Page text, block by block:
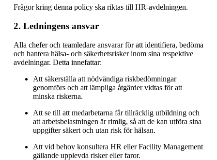
Frågor kring denna policy ska riktas till HR-avdelningen.
2. Ledningens ansvar
Alla chefer och teamledare ansvarar för att identifiera, bedöma
och hantera hälsa- och säkerhetsrisker inom sina respektive
avdelningar. Detta innefattar:
Att säkerställa att nödvändiga riskbedömningar
genomförs och att lämpliga åtgärder vidtas för att
minska riskerna.
Att se till att medarbetarna får tillräcklig utbildning och
att arbetsbelastningen är rimlig, så att de kan utföra sina
uppgifter säkert och utan risk för hälsan.
Att vid behov konsultera HR eller Facility Management
gällande upplevda risker eller faror.